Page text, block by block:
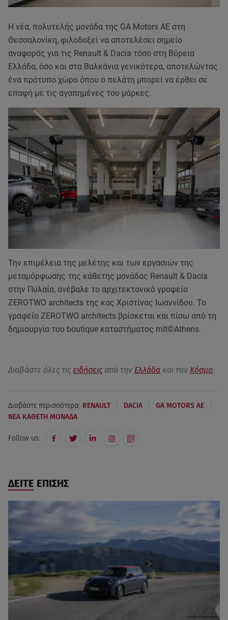
Η νέα, πολυτελής μονάδα της GA Motors ΑΕ στη
Θεσσαλονίκη, φιλοδοξεί να αποτελέσει σημείο
αναφοράς για τις Renault & Dacia τόσο στη Βόρεια
Ελλάδα, όσο και στα Βαλκάνια γενικότερα, αποτελώντας
ένα πρότυπο χώρο όπου ο πελάτη μπορεί να έρθει σε
επαφή με τις αγαπημένες του μάρκες.
Την επιμέλεια της μελέτης και των εργασιών της
μεταμόρφωσης της κάθετης μονάδας Renault & Dacia
στην Πυλαία, ανέβαλε το αρχιτεκτονικό γραφείο
ZEROTWO architects της κας Χριστίνας Ιωαννίδου. Το
γραφείο ZEROTWO architects βρίσκεται και πίσω από τη
δημιουργία του boutique καταστήματος rnlt©Athens.
Διαβάστε όλες τις ειδήσεις από την Ελλάδα και τον Κόσμο.
Διαβάστε περισσότερα: RENAULT DACIA GA MOTORS AE
ΝΕΑ ΚΑΘΕΤΗ ΜΟΝΑΔΑ
Follow us:
ΔΕΙΤΕ ΕΠΙΣΗΣ